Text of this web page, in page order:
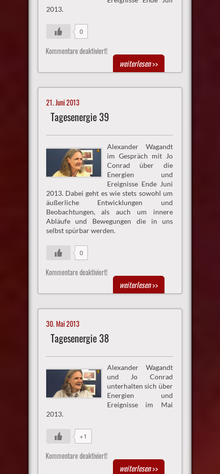
2013.
0
Kommentare deaktiviert!
weiterlesen>>
21. Juni 2013
Tagesenergie 39
Alexander Wagandt
im Gespräch mit Jo
Conrad über die
Energien und
Ereignisse Ende Juni
2013. Dabei geht es wie stets sowohl um
äußerliche Entwicklungen und
Beobachtungen, als auch um innere
Abläufe und Bewegungen die in uns
selbst spürbar werden.
0
Kommentare deaktiviert!
weiterlesen>>
30. Mai 2013
Tagesenergie 38
Alexander Wagandt
und Jo Conrad
unterhalten sich über
Energien und
Ereignisse im Mai
2013.
+1
Kommentare deaktiviert!
weiterlesen>>